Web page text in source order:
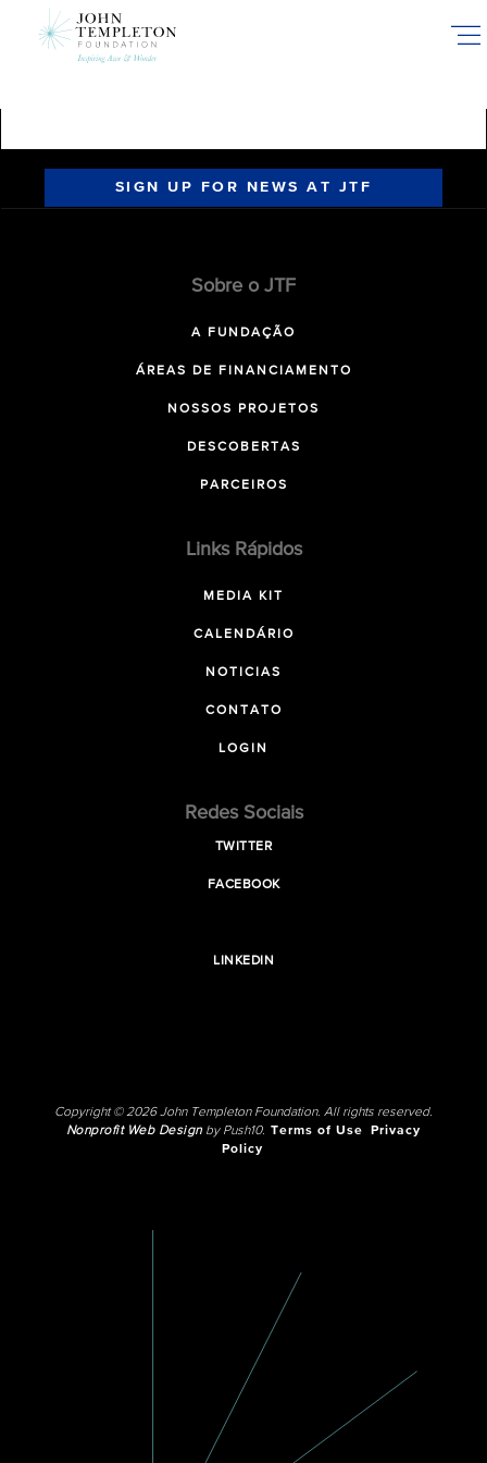
SIGN UP FOR NEWS AT JTF
Sobre o JTF
A FUNDAÇÃO
ÁREAS DE FINANCIAMENTO
NOSSOS PROJETOS
DESCOBERTAS
PARCEIROS
Links Rápidos
MEDIA KIT
CALENDÁRIO
NOTICIAS
CONTATO
LOGIN
Redes Sociais
TWITTER
FACEBOOK
LINKEDIN
Copyright © 2026 John Templeton Foundation. All rights reserved.
Nonprofit Web Designby Push10. Terms of Use
Privacy
Policy